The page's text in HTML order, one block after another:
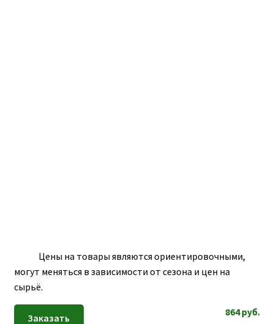
Цены на товары являются ориентировочными,
могут меняться в зависимости от сезона и цен на
сырьё.
864руб.